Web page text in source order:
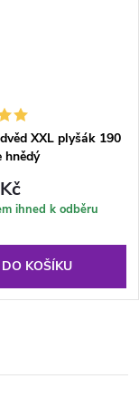
XXL plyšák 190
hnědý
ihned k odběru
DO KOŠÍKU